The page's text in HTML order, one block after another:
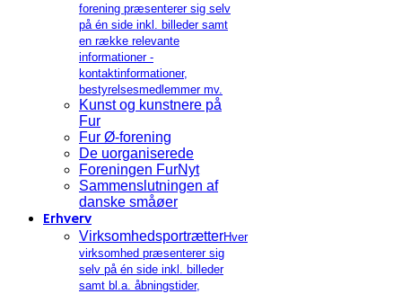
forening præsenterer sig selv
på én side inkl. billeder samt
en række relevante
informationer -
kontaktinformationer,
bestyrelsesmedlemmer mv.
Kunst og kunstnere på
Fur
Fur Ø-forening
De uorganiserede
Foreningen FurNyt
Sammenslutningen af
danske småøer
Erhverv
VirksomhedsportrætterHver
virksomhed præsenterer sig
selv på én side inkl. billeder
samt bl.a. åbningstider,